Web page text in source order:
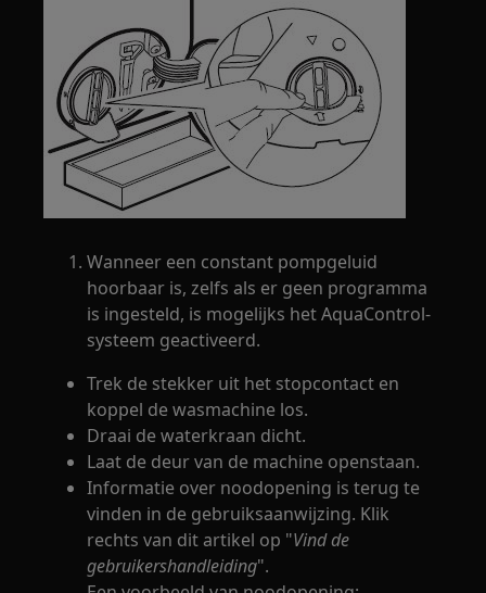
Wanneer een constant pompgeluid
hoorbaar is, zelfs als er geen programma
is ingesteld, is mogelijks het AquaControl-
systeem geactiveerd.
Trek de stekker uit het stopcontact en
koppel de wasmachine los.
Draai de waterkraan dicht.
Laat de deur van de machine openstaan.
Informatie over noodopening is terug te
vinden in de gebruiksaanwijzing. Klik
rechts van dit artikel op "Vind de
gebruikershandleiding".